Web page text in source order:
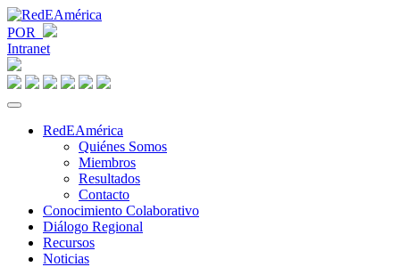
POR
Intranet
RedEAmérica
Quiénes Somos
Miembros
Resultados
Contacto
Conocimiento Colaborativo
Diálogo Regional
Recursos
Noticias